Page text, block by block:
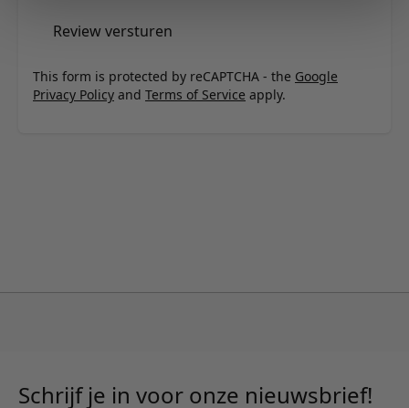
Review versturen
This form is protected by reCAPTCHA - the Google
Privacy Policy and Terms of Service apply.
Schrijf je in voor onze nieuwsbrief!